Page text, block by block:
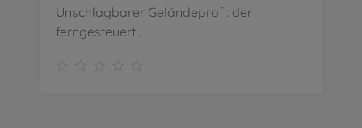
Unschlagbarer Geländeprofi: der
ferngesteuert...